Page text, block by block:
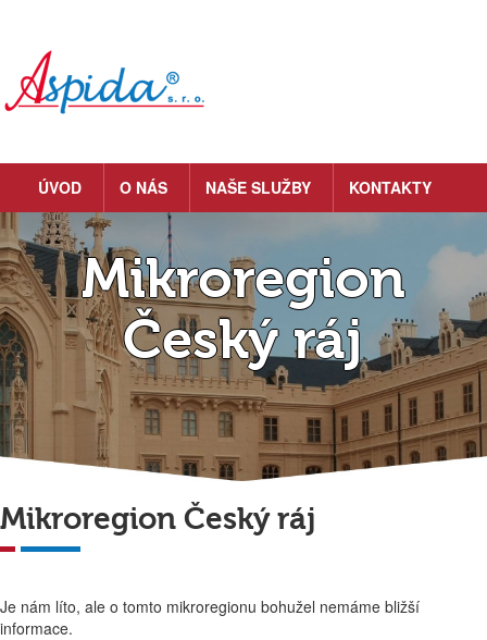
ÚVOD O NÁS NAŠE SLUŽBY KONTAKTY
Mikroregion
Český ráj
Mikroregion Český ráj
Je nám líto, ale o tomto mikroregionu bohužel nemáme bližší
informace.